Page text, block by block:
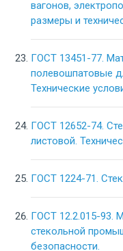
вагонов,
размеры и
ГОСТ 13451-77.
полевошпатовые
Технические
ГОСТ 12652-74.
листовой.
ГОСТ 1224-71.
ГОСТ 12.2.015-93.
стекольной
безопасности.